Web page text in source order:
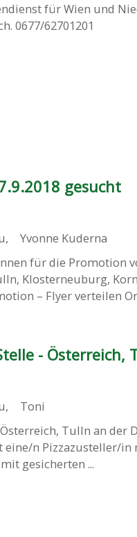
für Wien und
0677/62701201
gesucht
,
Yvonne Kuderna
für die Promotion
Klosterneuburg,
– Flyer verteilen
- Österreich,
,
Toni
Tulln an der
n Pizzazusteller/
gesicherten ...